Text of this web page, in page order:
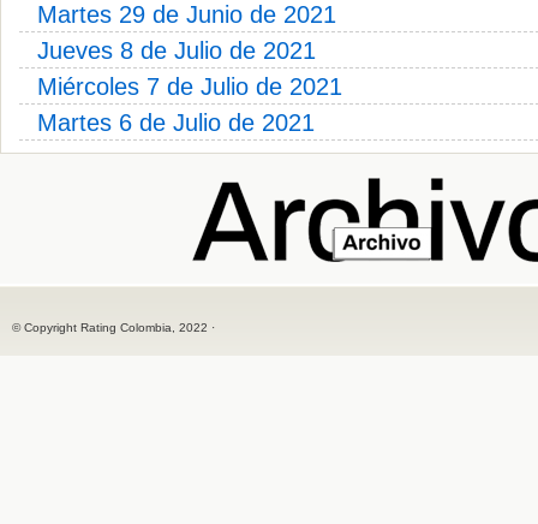
Martes 29 de Junio de 2021
Jueves 8 de Julio de 2021
Miércoles 7 de Julio de 2021
Martes 6 de Julio de 2021
© Copyright Rating Colombia, 2022 ·